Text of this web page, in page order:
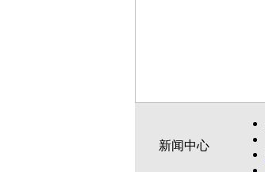
新闻中心